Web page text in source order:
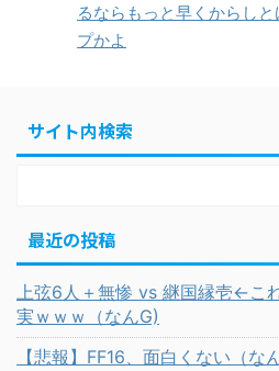
るならもっと早くからし
プかよ
サイト内検索
最近の投稿
上弦6人＋無惨 vs 継国縁壱←こ
実ｗｗｗ（なんG)
【悲報】FF16、面白くない（な